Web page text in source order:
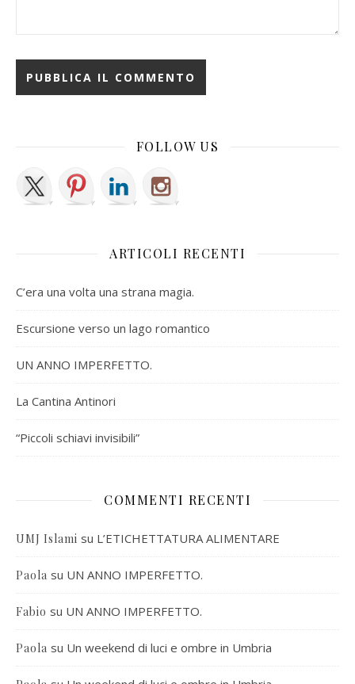
FOLLOW US
ARTICOLI RECENTI
C’era una volta una strana magia.
Escursione verso un lago romantico
UN ANNO IMPERFETTO.
La Cantina Antinori
“Piccoli schiavi invisibili”
COMMENTI RECENTI
UMJ Islami su L’ETICHETTATURA ALIMENTARE
Paola su UN ANNO IMPERFETTO.
Fabio su UN ANNO IMPERFETTO.
Paola su Un weekend di luci e ombre in Umbria